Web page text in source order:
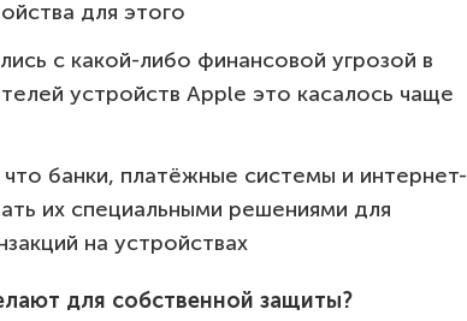
для этого
с какой-либо финансовой угрозой в
устройств Apple это касалось чаще
банки, платёжные системы и интернет-
их специальными решениями для
на устройствах
для собственной защиты?